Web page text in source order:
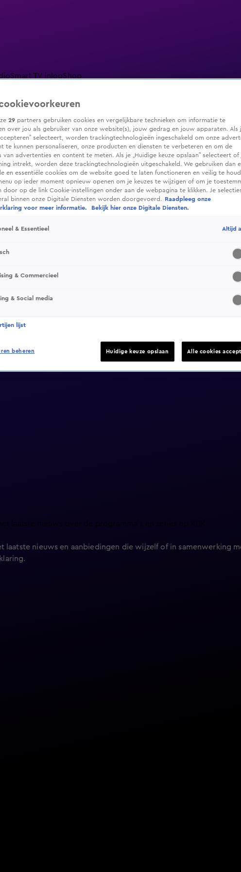
Smart TV inlogShop
Livestreams Shop
28
nieuws over de programma’s en series op KIJK.
laatste nieuws en aanbiedingen die wijzelf of in samenwerking
.
29 partners gebruiken cookies en vergelijkbare technieken om informatie te
over jou als gebruiker van onze website(s), jouw gedrag en jouw apparaten. Als
selecteert, worden trackingtechnologieën ingeschakeld om onze
te kunnen personaliseren, onze producten en diensten te verbeteren en om de
van advertenties en content te meten. Als je „Huidige keuze opslaan” selecteert of
intrekt, worden deze trackingtechnologieën uitgeschakeld. We gebruiken dan
en essentiële cookies om de website goed te laten functioneren en veilig te
op ieder moment opnieuw openen om je keuzes te wijzigen of om je
door op de link Cookie-instellingen onder aan de webpagina te klikken. Je
binnen onze Digitale Diensten worden doorgevoerd.
Raadpleeg onze
voor meer informatie.
Bekijk hier onze Digitale Diensten.
& Essentieel Altijd
& Commercieel
& Social media
lijst
beheren Huidige keuze opslaan Alle cookies